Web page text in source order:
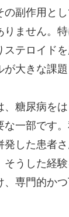
の副作用と
りません。
テロイド
が大きな課
、糖尿病を
な一部です
発した患者
そうした経
、専門的か